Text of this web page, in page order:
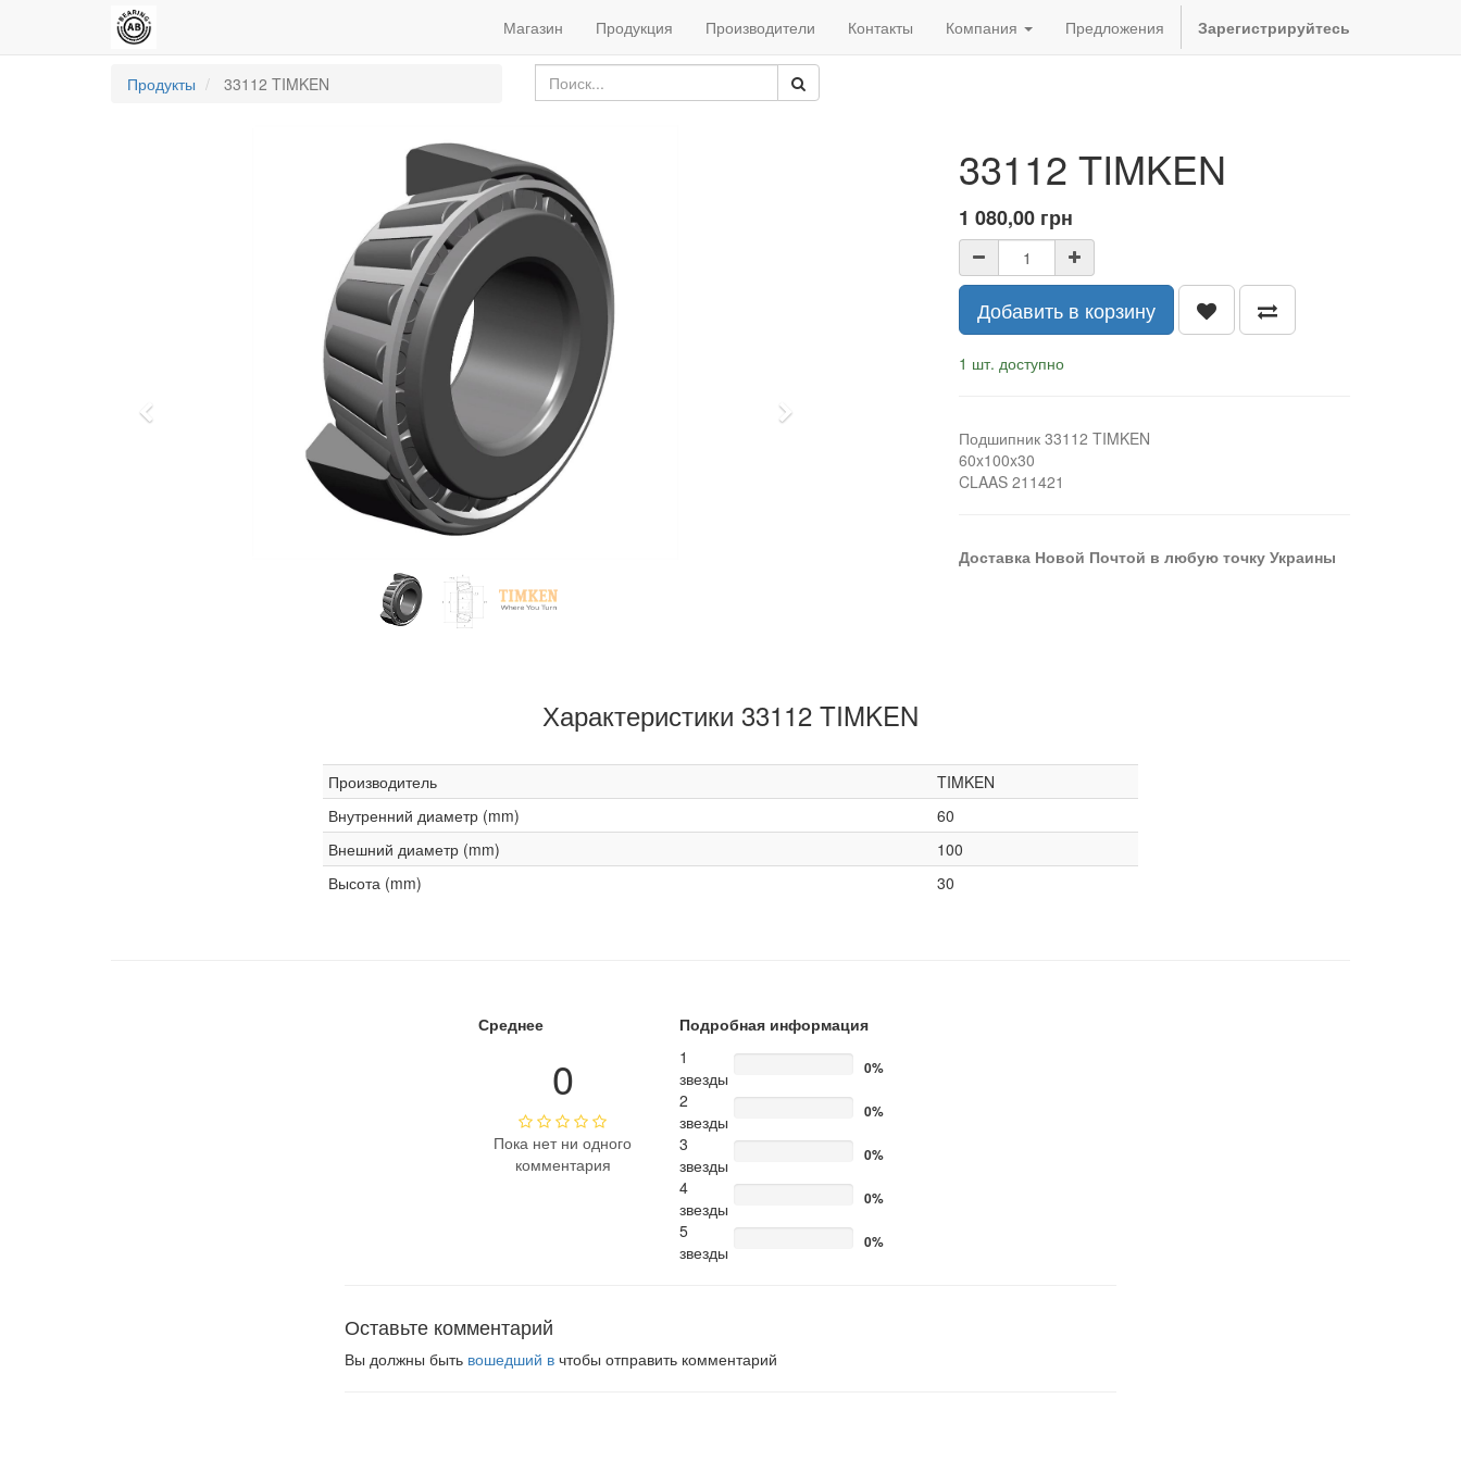
Магазин Продукция Производители Контакты Компания Предложения Зарегистрируйтесь
Продукты 33112 TIMKEN
Next
33112 TIMKEN
1 080,00 грн
Добавить в корзину
1 шт. доступно
Подшипник 33112 TIMKEN
60x100x30
CLAAS 211421
Доставка Новой Почтой в любую точку Украины
Характеристики 33112 TIMKEN
Производитель
TIMKEN
Внутренний диаметр (mm)
60
Внешний диаметр (mm)
100
Высота (mm)
30
Среднее
0
Пока нет ни одного
комментария
Подробная информация
1
звезды
0%
2
звезды
0%
3
звезды
0%
4
звезды
0%
5
звезды
0%
Оставьте комментарий
Вы должны быть вошедший в чтобы отправить комментарий